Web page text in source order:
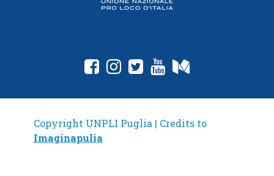
fab fa-facebook-square
fab fa-instagram
fab fa-twitter-square
fab fa-youtube
Copyright UNPLI Puglia | Credits to
Imaginapulia